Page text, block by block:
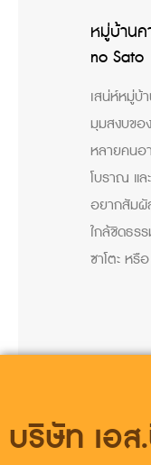
หมู่บ้านค
no Sato
เสน่ห์หมู่บ้
มุมสงบขอ
หลายคนอ
โบราณ แล
อยากสัมผั
ใกล้ชิดธร
ซาโตะ หรื
บริษัท เอส